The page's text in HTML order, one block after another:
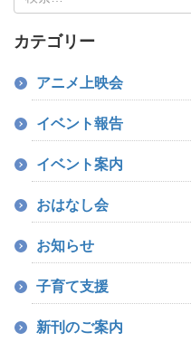
索:
カテゴリー
アニメ上映会
イベント報告
イベント案内
おはなし会
お知らせ
子育て支援
新刊のご案内